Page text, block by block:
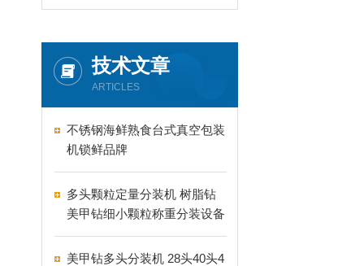
技术文章
ARTICLES
不锈钢海鲜熟食台式真空包装
机锁鲜品牌
多头颗粒定量分装机 树脂钻
美甲钻细小颗粒称重分装设备
支持24-60头定制
美甲钻多头分装机 28头40头4